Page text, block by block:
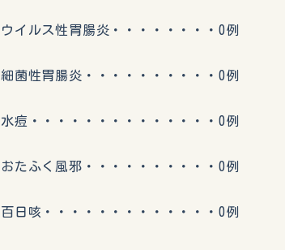
ウイルス性胃腸炎・・・・・・・・0例
細菌性胃腸炎・・・・・・・・・・0例
水痘・・・・・・・・・・・・・・0例
おたふく風邪・・・・・・・・・・0例
百日咳・・・・・・・・・・・・・0例